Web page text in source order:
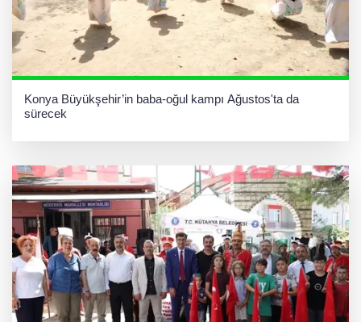
Konya Büyükşehir’in baba-oğul kampı Ağustos'ta da
sürecek